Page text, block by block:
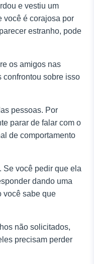
e vestiu um
você é corajosa por
estranho, pode
os amigos nas
confrontou sobre isso
pessoas. Por
parar de falar com o
de comportamento
Se você pedir que ela
dando uma
você sabe que
não solicitados,
precisam perder